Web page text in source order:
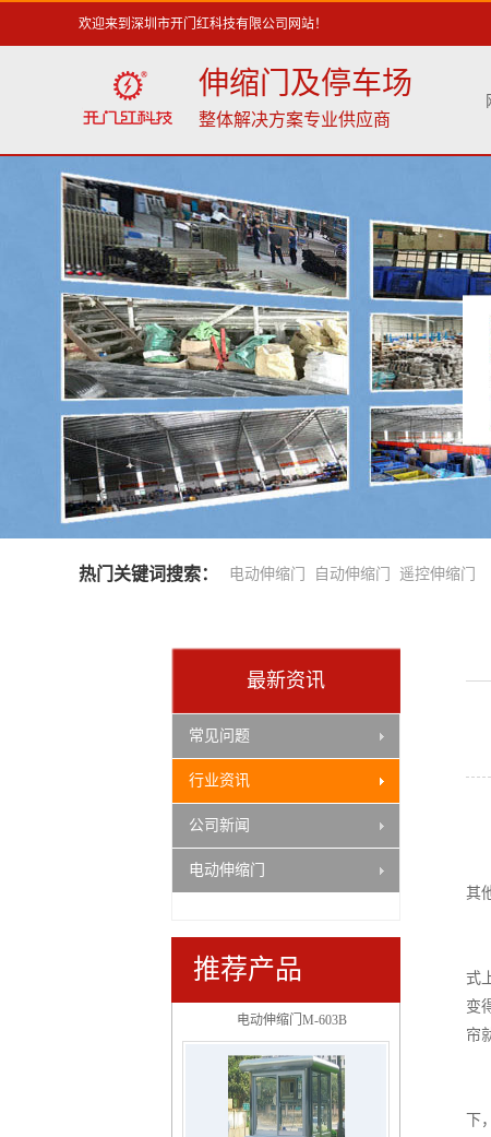
欢迎来到深圳市开门红科技有限公司网站！
伸缩门及停车场
整体解决方案专业供应商
热门关键词搜索： 电动伸缩门 自动伸缩门 遥控伸缩门
最新资讯
常见问题
行业资讯
公司新闻
电动伸缩门
推荐产品
交通设施活动防护桩
其
式
变
帘
下